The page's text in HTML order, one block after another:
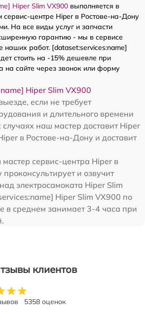
Hiper Slim VX900 выполняется в
центре Hiper в Ростове-на-Дону
На все виды услуг и запчасти
гарантию - мы в сервисе
наших работ. [dataset:services:name]
стоить на -15% дешевле при
на сайте через звонок или форму
Hiper Slim VX900
если не требует
и длительного времени
наш мастер доставит Hiper
в Ростове-на-Дону и доставит
сервис-центра Hiper в
и озвучит
электросамоката Hiper Slim
Hiper Slim VX900 по
в среднем занимает 3-4 часа при
клиентов
5358 оценок